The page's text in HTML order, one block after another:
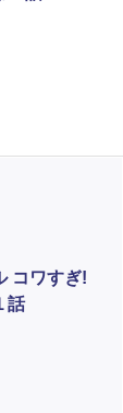
コワすぎ!
話